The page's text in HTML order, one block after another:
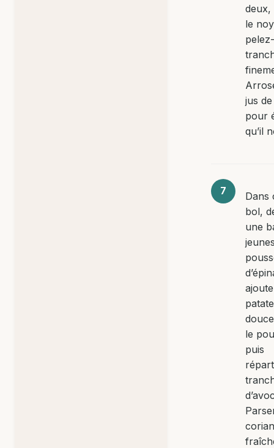
deux,
le
jus
pour
qu’il
Dans
bol,
une
le
puis